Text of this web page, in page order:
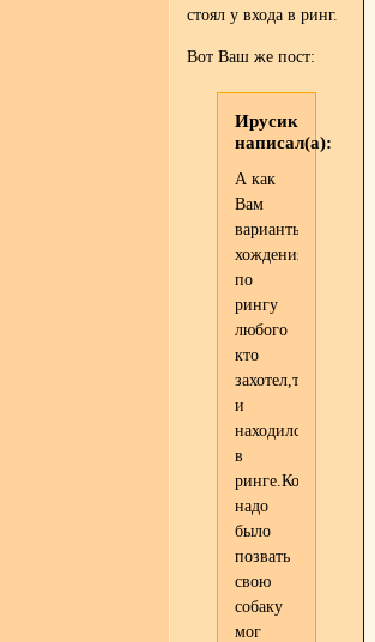
стоял у входа в ринг.
Вот Ваш же пост:
Ирусик
написал(а):
А как
Вам
варианты
хождения
по
рингу
любого
кто
захотел,тот
и
находился
в
ринге.Кому
надо
было
позвать
свою
собаку
мог